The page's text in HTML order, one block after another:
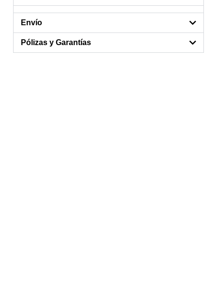
Envío
Pólizas y Garantías